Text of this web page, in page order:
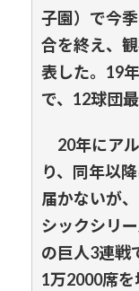
子園）で今
合を終え、
表した。19
で、12球団最
20年にア
り、同年以
届かないが
シックシリ
の巨人3連戦
1万2000席を